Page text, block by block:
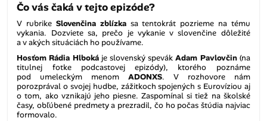
Čo vás čaká v tejto epizóde?
V rubrike Slovenčina zblízka sa tentokrát pozrieme na tému
vykania. Dozviete sa, prečo je vykanie v slovenčine dôležité
a v akých situáciách ho používame.
Hosťom Rádia Hlboká je slovenský spevák Adam Pavlovčin (na
titulnej fotke podcastovej epizódy), ktorého poznáme
pod umeleckým menom
ADONXS. V rozhovore nám
porozprával o svojej hudbe, zážitkoch spojených s Eurovíziou aj
o tom, ako vznikajú jeho piesne. Zaspomínal si tiež na školské
časy, obľúbené predmety a prezradil, čo ho počas štúdia najviac
formovalo.